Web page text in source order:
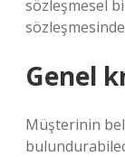
sözleşmesel
Genel
Müşterinin